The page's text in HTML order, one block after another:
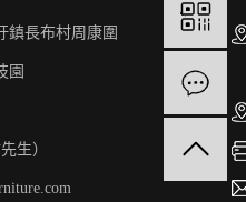
鎮長布村周康圍
園
生）